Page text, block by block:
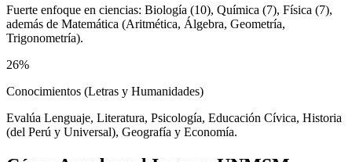
Fuerte enfoque en ciencias: Biología (10), Química (7), Física (7),
además de Matemática (Aritmética, Álgebra, Geometría,
Trigonometría).
26%
Conocimientos (Letras y Humanidades)
Evalúa Lenguaje, Literatura, Psicología, Educación Cívica, Historia
(del Perú y Universal), Geografía y Economía.